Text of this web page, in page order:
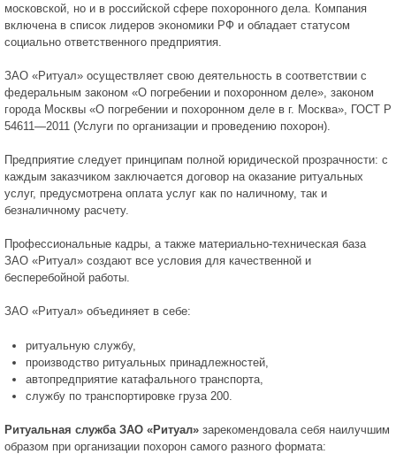
московской, но и в российской сфере похоронного дела. Компания
включена в список лидеров экономики РФ и обладает статусом
социально ответственного предприятия.
ЗАО «Ритуал» осуществляет свою деятельность в соответствии с
федеральным законом «О погребении и похоронном деле», законом
города Москвы «О погребении и похоронном деле в г. Москва», ГОСТ Р
54611—2011 (Услуги по организации и проведению похорон).
Предприятие следует принципам полной юридической прозрачности: с
каждым заказчиком заключается договор на оказание ритуальных
услуг, предусмотрена оплата услуг как по наличному, так и
безналичному расчету.
Профессиональные кадры, а также материально-техническая база
ЗАО «Ритуал» создают все условия для качественной и
бесперебойной работы.
ЗАО «Ритуал» объединяет в себе:
ритуальную службу,
производство ритуальных принадлежностей,
автопредприятие катафального транспорта,
службу по транспортировке груза 200.
Ритуальная служба ЗАО «Ритуал» зарекомендовала себя наилучшим
образом при организации похорон самого разного формата: